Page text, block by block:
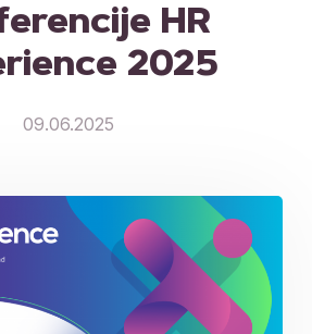
HR
2025
09.06.2025